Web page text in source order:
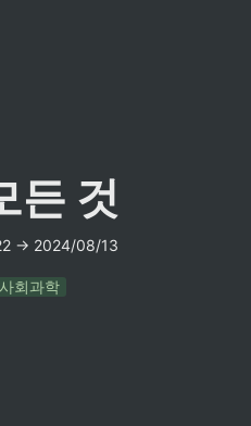
든 것
→ 2024/08/13
사회과학